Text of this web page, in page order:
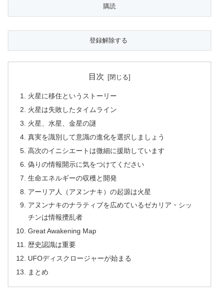
目次
火星に移住というストーリー
火星は失敗したタイムライン
火星、水星、金星の謎
真実を識別して意識の進化を選択しましょう
高次のイニシエートは微細に援助しています
偽りの情報開示に気をつけてください
生命エネルギーの収穫と開発
アーリア人（アヌンナキ）の起源は火星
アヌンナキのナラティブを広めているゼカリア・シッ
チンは情報攪乱者
Great Awakening Map
歴史認識は重要
UFOディスクロージャーが始まる
まとめ